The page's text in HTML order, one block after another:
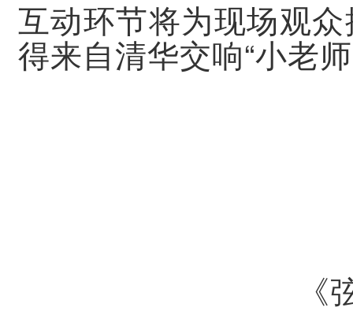
互动环节将为现场观众
得来自清华交响“小老师
《